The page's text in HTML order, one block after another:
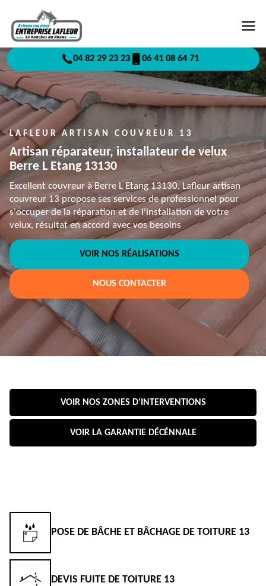
04 82 29 23 23 06 41 08 64 71
LAFLEUR ARTISAN COUVREUR 13
Artisan réparateur, installateur de velux
Berre L Etang 13130
Excellent couvreur à Berre L Etang 13130, Lafleur artisan
couvreur 13 propose ses services de professionnel pour
s'occuper de la réparation et de l'installation de votre
velux, résultat en accord avec vos besoins
VOIR NOS RÉALISATIONS
NOUS CONTACTER
VOIR NOS ZONES D'INTERVENTIONS
VOIR LA GARANTIE DÉCÉNNALE
POSE DE BÂCHE ET BÂCHAGE DE TOITURE 13
DEVIS FUITE DE TOITURE 13